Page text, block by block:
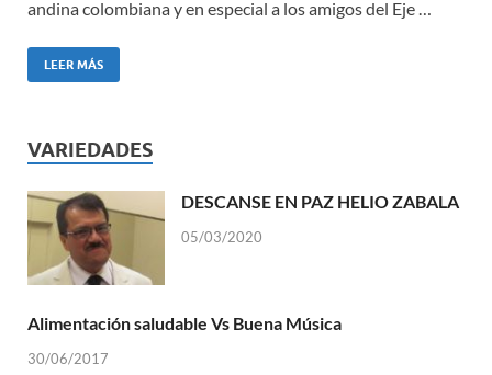
andina colombiana y en especial a los amigos del Eje …
LEER MÁS
VARIEDADES
DESCANSE EN PAZ HELIO ZABALA
05/03/2020
Alimentación saludable Vs Buena Música
30/06/2017